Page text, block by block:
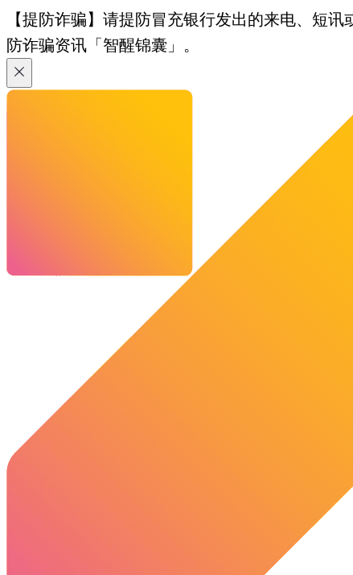
【提防诈骗】请提防冒充银行发出的来电、短
防诈骗资讯「智醒锦囊」。